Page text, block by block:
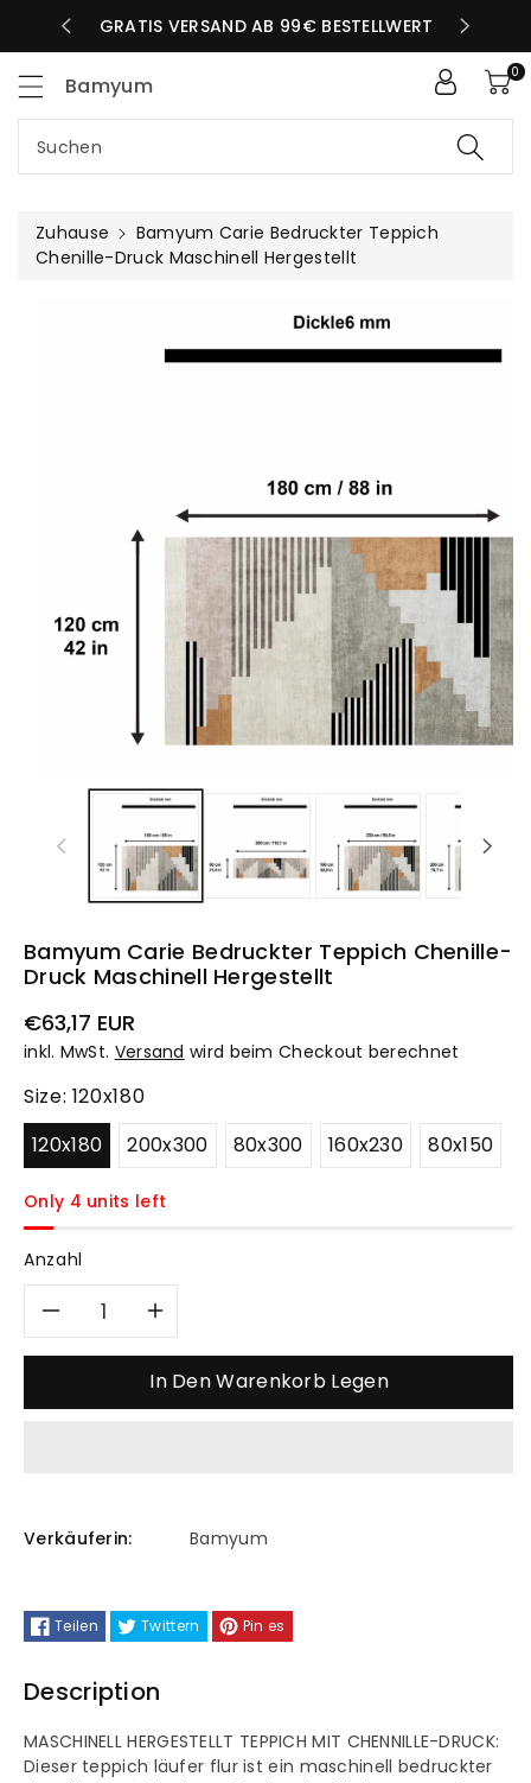
TAG GRATIS VERSAND AB 99€ BESTELLWERT
Bamyum
Suchen
0
Zuhause
Bamyum Carie Bedruckter Teppich
Chenille-Druck Maschinell Hergestellt
Bamyum Carie Bedruckter Teppich Chenille-
Druck Maschinell Hergestellt
Normaler
Preis
€63,17 EUR
inkl. MwSt. Versand wird beim Checkout berechnet
Size: 120x180
120x180
200x300 80x300 160x230 80x150
Only 4 units left
Anzahl
Verringere
Bamyum
Bedruckter
Teppich
Chenille-
Erhöhe
die
Bamyum
Bedruckter
Teppich
Chenille-
In Den Warenkorb Legen
Verkäuferin: Bamyum
Teilen Twittern Pin es
Description
MASCHINELL HERGESTELLT TEPPICH MIT CHENNILLE-DRUCK:
Dieser teppich läufer flur ist ein maschinell bedruckter